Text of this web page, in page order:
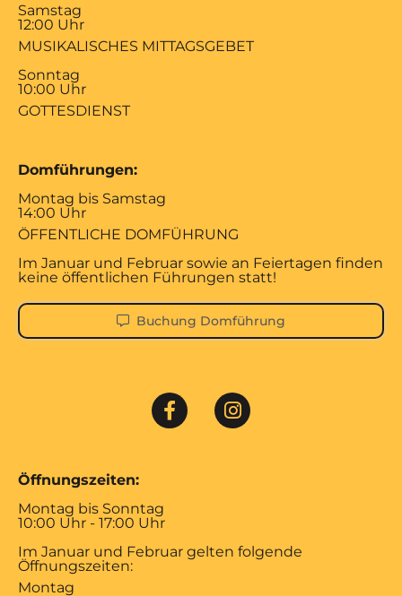
Samstag
12:00 Uhr
MUSIKALISCHES MITTAGSGEBET
Sonntag
10:00 Uhr
GOTTESDIENST
Domführungen:
Montag bis Samstag
14:00 Uhr
ÖFFENTLICHE DOMFÜHRUNG
Im Januar und Februar sowie an Feiertagen finden
keine öffentlichen Führungen statt!
Buchung Domführung
Öffnungszeiten:
Montag bis Sonntag
10:00 Uhr - 17:00 Uhr
Im Januar und Februar gelten folgende
Öffnungszeiten:
Montag